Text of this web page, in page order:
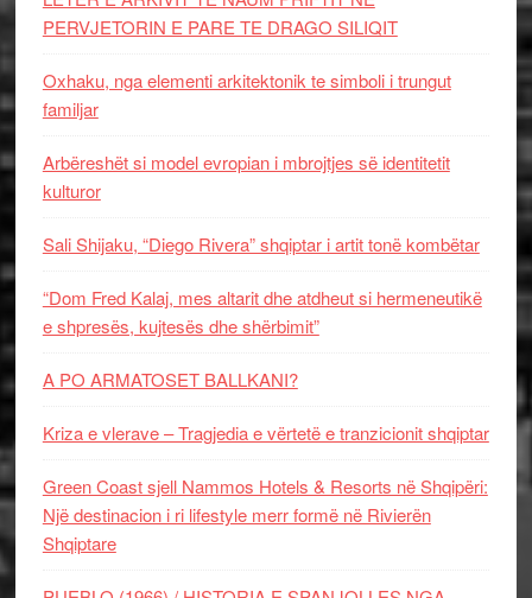
PERVJETORIN E PARE TE DRAGO SILIQIT
Oxhaku, nga elementi arkitektonik te simboli i trungut
familjar
Arbëreshët si model evropian i mbrojtjes së identitetit
kulturor
Sali Shijaku, “Diego Rivera” shqiptar i artit tonë kombëtar
“Dom Fred Kalaj, mes altarit dhe atdheut si hermeneutikë
e shpresës, kujtesës dhe shërbimit”
A PO ARMATOSET BALLKANI?
Kriza e vlerave – Tragjedia e vërtetë e tranzicionit shqiptar
Green Coast sjell Nammos Hotels & Resorts në Shqipëri:
Një destinacion i ri lifestyle merr formë në Rivierën
Shqiptare